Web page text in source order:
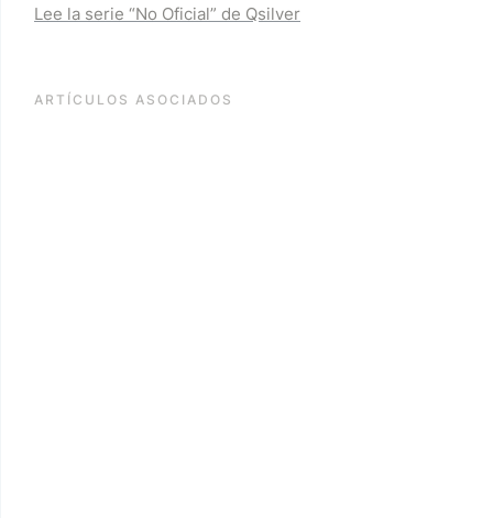
Lee la serie “No Oficial” de Qsilver
ARTÍCULOS ASOCIADOS